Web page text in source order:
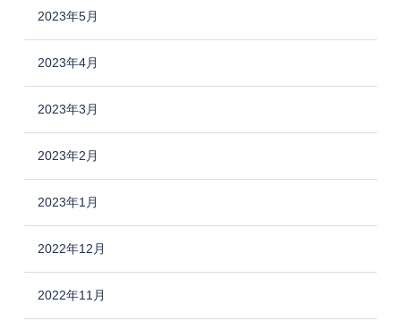
2023年5月
2023年4月
2023年3月
2023年2月
2023年1月
2022年12月
2022年11月